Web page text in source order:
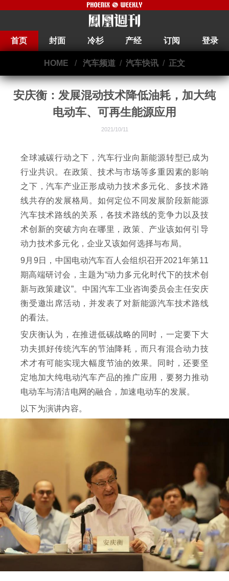
首页 封面 冷杉 产经 订阅 登录
HOME / 汽车频道 / 汽车快讯 / 正文
安庆衡：发展混动技术降低油耗，加大纯
电动车、可再生能源应用
2021/10/11
全球减碳行动之下，汽车行业向新能源转型已成为
行业共识。在政策、技术与市场等多重因素的影响
之下，汽车产业正形成动力技术多元化、多技术路
线共存的发展格局。如何定位不同发展阶段新能源
汽车技术路线的关系，各技术路线的竞争力以及技
术创新的突破方向在哪里，政策、产业该如何引导
动力技术多元化，企业又该如何选择与布局。
9月9日，中国电动汽车百人会组织召开2021年第11
期高端研讨会，主题为“动力多元化时代下的技术创
新与政策建议”。中国汽车工业咨询委员会主任安庆
衡受邀出席活动，并发表了对新能源汽车技术路线
的看法。
安庆衡认为，在推进低碳战略的同时，一定要下大
功夫抓好传统汽车的节油降耗，而只有混合动力技
术才有可能实现大幅度节油的效果。同时，还要坚
定地加大纯电动汽车产品的推广应用，要努力推动
电动车与清洁电网的融合，加速电动车的发展。
以下为演讲内容。